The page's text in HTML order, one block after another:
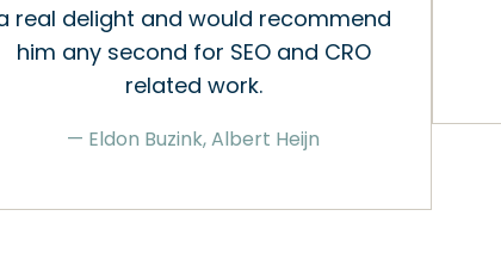
real delight and would recommend
him any second for SEO and CRO
related work.
— Eldon Buzink, Albert Heijn